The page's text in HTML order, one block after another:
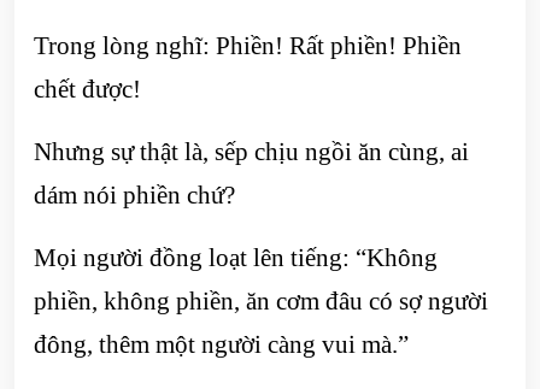
Trong lòng nghĩ: Phiền! Rất phiền! Phiền
chết được!
Nhưng sự thật là, sếp chịu ngồi ăn cùng, ai
dám nói phiền chứ?
Mọi người đồng loạt lên tiếng: “Không
phiền, không phiền, ăn cơm đâu có sợ người
đông, thêm một người càng vui mà.”